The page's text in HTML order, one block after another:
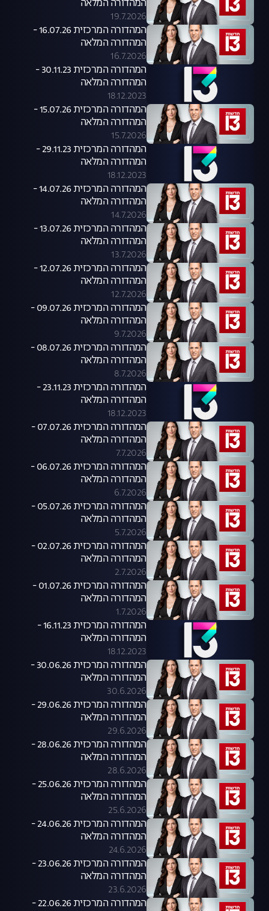
המהדורה המלאה
19.7.2026
המהדורה המרכזית 16.07.26 -
המהדורה המלאה
16.7.2026
המהדורה המרכזית 30.11.23 -
המהדורה המלאה
18.12.2023
המהדורה המרכזית 15.07.26 -
המהדורה המלאה
15.7.2026
המהדורה המרכזית 29.11.23 -
המהדורה המלאה
18.12.2023
המהדורה המרכזית 14.07.26 -
המהדורה המלאה
14.7.2026
המהדורה המרכזית 13.07.26 -
המהדורה המלאה
13.7.2026
המהדורה המרכזית 12.07.26 -
המהדורה המלאה
12.7.2026
המהדורה המרכזית 09.07.26 -
המהדורה המלאה
9.7.2026
המהדורה המרכזית 08.07.26 -
המהדורה המלאה
8.7.2026
המהדורה המרכזית 23.11.23 -
המהדורה המלאה
18.12.2023
המהדורה המרכזית 07.07.26 -
המהדורה המלאה
7.7.2026
המהדורה המרכזית 06.07.26 -
המהדורה המלאה
6.7.2026
המהדורה המרכזית 05.07.26 -
המהדורה המלאה
5.7.2026
המהדורה המרכזית 02.07.26 -
המהדורה המלאה
2.7.2026
המהדורה המרכזית 01.07.26 -
המהדורה המלאה
1.7.2026
המהדורה המרכזית 16.11.23 -
המהדורה המלאה
18.12.2023
המהדורה המרכזית 30.06.26 -
המהדורה המלאה
30.6.2026
המהדורה המרכזית 29.06.26 -
המהדורה המלאה
29.6.2026
המהדורה המרכזית 28.06.26 -
המהדורה המלאה
28.6.2026
המהדורה המרכזית 25.06.26 -
המהדורה המלאה
25.6.2026
המהדורה המרכזית 24.06.26 -
המהדורה המלאה
24.6.2026
המהדורה המרכזית 23.06.26 -
המהדורה המלאה
23.6.2026
המהדורה המרכזית 22.06.26 -